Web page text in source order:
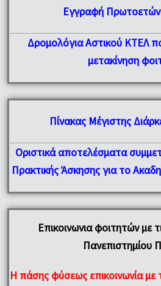
Εγγραφή
Δρομολόγια Αστικού ΚΤΕΛ
μετακίνηση
Πίνακας Μέγιστης
Οριστικά αποτελέσματα
Πρακτικής Άσκησης για το
Επικοινωνια φοιτητών με
Πανεπιστημίου
H πάσης φύσεως επικοινωνία με